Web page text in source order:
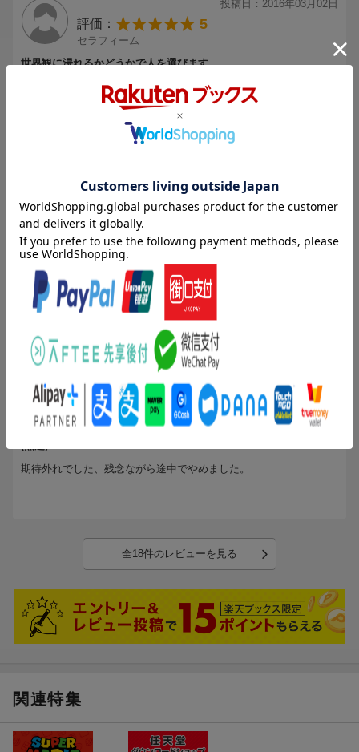
(C)ATLUS (C)SEGA All rights reserved.
投稿日：2016年03月02日
評価： 5
セラフィーム
世界観に浸れるかどうかで人を選びます。
小学生の頃、ファミコン時代から年単位のブランクがあった時期も
ありましたが、一応ゲーム好きの人間です。 無論のこと、メガテン
の名前は知っており、以前よりプレイはしたいと思っていたのです
が、これが初プレイになります。よって、コアなメガテンファンよ
かと思います。
まず、事前調査で惹かれたのはこのゲームの世界観。 どちらかとい
コスパを鑑みれば、同じプラットフォームでの前作の方が格段に安
かったのですが、他の方のレビューで本作の方がユーザーフレンド
リーな仕様になっているらしかったので、FINAL版の方をチョイス
さて、内容ですが、悪魔合体は古のゲームであるラストハルマゲド
ンを彷彿させるのですが、パターンはそれ以上にありながらも、個
人的にはスキルは踏襲しますが、キャラは合体により全く別物のク
リーチャーになりますから、この辺りは些か残念な点でありまし
た。付随して、見た目がグロイ魔物があまりいないのも少々肩透か
し。 しかしながら、スカウトする際の悪魔との会話が面白く、この
辺りは既存の優等生向けRPGに幾分か辟易としている方々で、マ
ゾ・サドっ気がある方にはかなりドツボに入るかと思います。
また、クリーチャーの種類はカオス状態ですから、代表的な悪魔・
天使以上の造型を深めたい方にもかなり好奇心をそそるものがある
現在、プレイ時間は３時間ほどですが、ついのめりこんでしまう度
合いは未だに継続中ですから、よくできた作品であるのは確かだと
リースしなくても良かったのではないかと思ったこと・戦闘シーン
並びに攻撃エフェクトが昨今のゲームの中ではかなり脆弱に感じら
れてしまうのは否めないと思います。
るかとは思いますが、あまりにもやれることが多いので、スカッと
さわやかな爽快感を求められる方には少々不向きな側面もあるとい
う事は念頭においてほいた方がいいでしょう。
★については楽しんでプレイできる時間がとんでもなくなりそうで
もっと見る
が次のレビューを参考になったと評価しています
投稿日：2016年12月20日
評価：
yakkun4051
土ぼこりまみれ＆フィルム穴あきの事実
ゲーム自体に問題はありませんが、
この商品は新品で発注しましたが、
到着時、パッケージに指紋が付きまくるほど、
細かい土ぼこりが付いていました。
またソフトを包むフィルムが破れていました。
楽天さんが悪いのか配送業者が悪いのかわかりませんが、
この商品保存状態は発展途上国並ではないでしょうか？
こういっては何ですか、いまどき地方のゲームショップで通販をし
ているところでも、
綺麗なものを送ってくるのに。
もっと見る
投稿日：2019年02月04日
評価：
購入者さん
期待外れでした、残念ながら途中でやめました。
全18件のレビューを見る
関連特集